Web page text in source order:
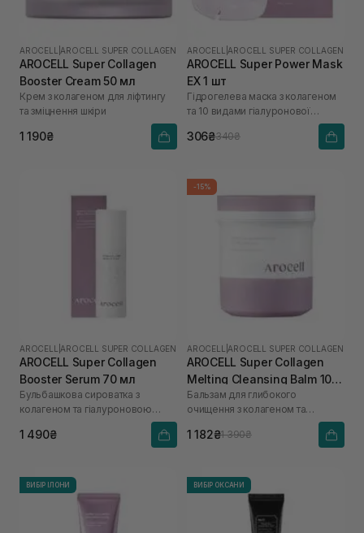
AROCELL AROCELL SUPER COLLAGEN
AROCELL Super Collagen
Booster Cream 50 мл
Крем з колагеном для ліфтингу
та зміцнення шкіри
1 190₴
AROCELL AROCELL SUPER COLLAGEN
AROCELL Super Power Mask
EX 1 шт
Гідрогелева маска з колагеном
та 10 видами гіалуронової
306₴340₴
AROCELL AROCELL SUPER COLLAGEN
AROCELL Super Collagen
Booster Serum 70 мл
Бульбашкова сироватка з
колагеном та гіалуроновою
1 490₴
-15%
AROCELL AROCELL SUPER COLLAGEN
AROCELL Super Collagen
Melting Cleansing Balm 100
г
Бальзам для глибокого
очищення з колагеном та
1 182₴1 390₴
ВИБІР ІЛОНИ ВИБІР ОКСАНИ